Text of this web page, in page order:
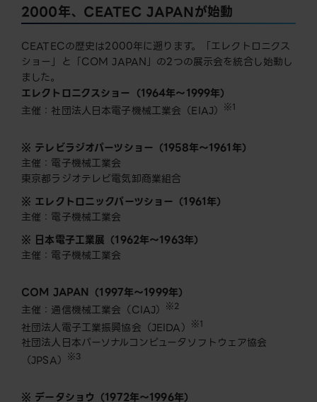
2000年、CEATEC JAPANが始動
CEATECの歴史は2000年に遡ります。「エレクトロニクス
ショー」と「COM JAPAN」の2つの展示会を統合し始動し
ました。
エレクトロニクスショー（1964年～1999年）
主催：社団法人日本電子機械工業会（EIAJ） ※1
※ テレビラジオパーツショー（1958年〜1961年）
主催：電子機械工業会
東京都ラジオテレビ電気卸商業組合
※ エレクトロニックパーツショー（1961年）
主催：電子機械工業会
※ 日本電子工業展（1962年〜1963年）
主催：電子機械工業会
COM JAPAN（1997年～1999年）
主催：通信機械工業会（CIAJ） ※2
社団法人電子工業振興協会（JEIDA） ※1
社団法人日本パーソナルコンピュータソフトウェア協会
（JPSA） ※3
※ データショウ（1972年～1996年）